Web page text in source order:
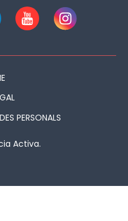
PERSONALS
Activa.